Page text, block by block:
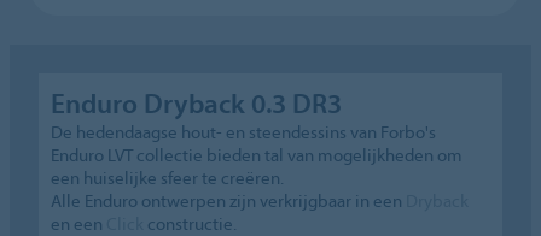
Enduro Dryback 0.3 DR3
De hedendaagse hout- en steendessins van Forbo's
Enduro LVT collectie bieden tal van mogelijkheden om
een huiselijke sfeer te creëren.
Alle Enduro ontwerpen zijn verkrijgbaar in een
en een
constructie.